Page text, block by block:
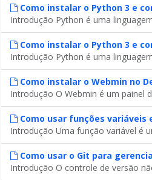
Como instalar o Python 3 e
Introdução Python é uma
Como instalar o Python 3 e
Introdução Python é uma
Como instalar o Webmin no
Introdução O Webmin é um painel
Como usar funções variáveis
Introdução Uma função variável é
Como usar o Git para
Introdução O controle de versão